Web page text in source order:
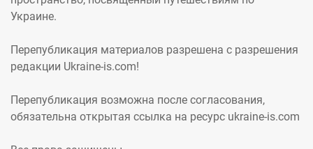
Украине.
Перепубликация материалов разрешена с разрешения
редакции Ukraine-is.com!
Перепубликация возможна после согласования,
обязательна открытая ссылка на ресурс ukraine-is.com